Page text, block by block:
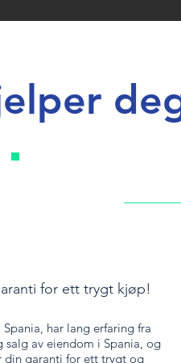
for ett trygt kjøp!
Spania, har lang erfaring fra
salg av eiendom i Spania, og
din garanti for ett trygt og